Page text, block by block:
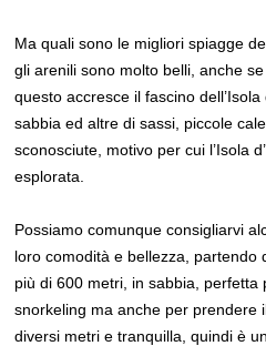
Ma quali sono le migliori spiagge
gli arenili sono molto belli, anche se
questo accresce il fascino
sabbia ed altre di sassi, piccole
sconosciute, motivo per cui l’Isola
esplorata.
Possiamo comunque consigliarvi
loro comodità e bellezza, partendo
più di 600 metri, in sabbia, perfetta
snorkeling ma anche per prendere
diversi metri e tranquilla, quindi è